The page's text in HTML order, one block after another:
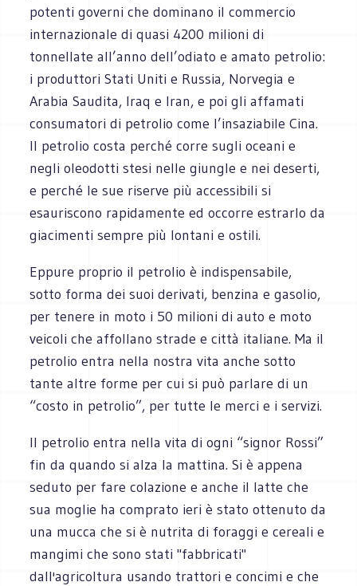
potenti governi che dominano il commercio
internazionale di quasi 4200 milioni di
tonnellate all’anno dell’odiato e amato petrolio:
i produttori Stati Uniti e Russia, Norvegia e
Arabia Saudita, Iraq e Iran, e poi gli affamati
consumatori di petrolio come l’insaziabile Cina.
Il petrolio costa perché corre sugli oceani e
negli oleodotti stesi nelle giungle e nei deserti,
e perché le sue riserve più accessibili si
esauriscono rapidamente ed occorre estrarlo da
giacimenti sempre più lontani e ostili.
Eppure proprio il petrolio è indispensabile,
sotto forma dei suoi derivati, benzina e gasolio,
per tenere in moto i 50 milioni di auto e moto
veicoli che affollano strade e città italiane. Ma il
petrolio entra nella nostra vita anche sotto
tante altre forme per cui si può parlare di un
“costo in petrolio”, per tutte le merci e i servizi.
Il petrolio entra nella vita di ogni “signor Rossi”
fin da quando si alza la mattina. Si è appena
seduto per fare colazione e anche il latte che
sua moglie ha comprato ieri è stato ottenuto da
una mucca che si è nutrita di foraggi e cereali e
mangimi che sono stati "fabbricati"
dall'agricoltura usando trattori e concimi e che